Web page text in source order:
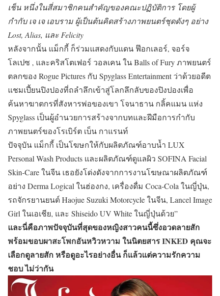
เช็น หนึ่งในสี่สมาชิกคนสำคัญของคณะปฏิบัติการ โดยผู้
กำกับ เจ เจ เอบราม ผู้เป็นต้นคิดสร้างภาพยนตร์ชุดดังๆ อย่าง
Lost, Alias, และ Felicity
หลังจากนั้น แม็กกี้ ก็ร่วมแสดงกับแดน ฟ๊อกเลอร์, จอร์จ
โลเปซ , และคริสโตเฟอร์ วอลเคน ใน Balls of Fury ภาพยนตร์
ตลกของ Rogue Pictures กับ Spyglass Entertainment ว่าด้วยอดีต
แชมเปี้ยนปิงปองที่ถลำลึกเข้าสู่โลกลึกลับของปิงปองเพื่อ
ค้นหาฆาตกรที่สังหารพ่อของเขา โจนาธาน กลิ้คแมน แห่ง
Spyglass เป็นผู้อำนวยการสร้างจากบทและฝีมือการกำกับ
ภาพยนตร์ของโรเบิร์ต เบ็น กาแรนท์
ปัจจุบัน แม็กกี้ เป็นโฆษกให้กับผลิตภัณฑ์อาบน้ำ LUX
Personal Wash Products และผลิตภัณฑ์ดูแลผิว SOFINA Facial
Skin-Care ในจีน เธอยังโด่งดังจากการงานโฆษณาผลิตภัณฑ์
อย่าง Derma Logical ในฮ่องกง, เครื่องดื่ม Coca-Cola ในญี่ปุ่น,
รถจักรยานยนต์ Haojue Suzuki Motorcycle ในจีน, Lancel Image
Girl ในเอเชีย, และ Shiseido UV White ในญี่ปุ่นด้วย”
และนี่คือภาพปัจจุบันที่สุดของหญิงสาวคนนี้ซึ่งอวดลายสัก
พร้อมขอบผาสะโพกอันหวิวหวาม ในนิตยสาร INKED คุณจะ
เลือกดูลายสัก หรือดูอะไรอย่างอื่น ก็แล้วแต่ความรักความ
ชอบ ไม่ว่ากัน